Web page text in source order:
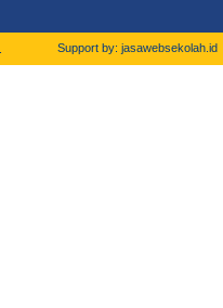
Support by: jasawebsekolah.id